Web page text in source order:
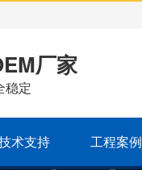
厂家
稳定
术支持 工程案例